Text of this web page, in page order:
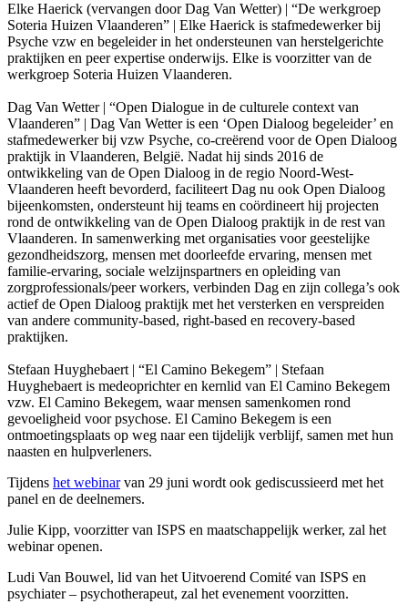
Elke Haerick (vervangen door Dag Van Wetter) | “De werkgroep
Soteria Huizen Vlaanderen” | Elke Haerick is stafmedewerker bij
Psyche vzw en begeleider in het ondersteunen van herstelgerichte
praktijken en peer expertise onderwijs. Elke is voorzitter van de
werkgroep Soteria Huizen Vlaanderen.
Dag Van Wetter | “Open Dialogue in de culturele context van
Vlaanderen” | Dag Van Wetter is een ‘Open Dialoog begeleider’ en
stafmedewerker bij vzw Psyche, co-creërend voor de Open Dialoog
praktijk in Vlaanderen, België. Nadat hij sinds 2016 de
ontwikkeling van de Open Dialoog in de regio Noord-West-
Vlaanderen heeft bevorderd, faciliteert Dag nu ook Open Dialoog
bijeenkomsten, ondersteunt hij teams en coördineert hij projecten
rond de ontwikkeling van de Open Dialoog praktijk in de rest van
Vlaanderen. In samenwerking met organisaties voor geestelijke
gezondheidszorg, mensen met doorleefde ervaring, mensen met
familie-ervaring, sociale welzijnspartners en opleiding van
zorgprofessionals/peer workers, verbinden Dag en zijn collega’s ook
actief de Open Dialoog praktijk met het versterken en verspreiden
van andere community-based, right-based en recovery-based
praktijken.
Stefaan Huyghebaert | “El Camino Bekegem” | Stefaan
Huyghebaert is medeoprichter en kernlid van El Camino Bekegem
vzw. El Camino Bekegem, waar mensen samenkomen rond
gevoeligheid voor psychose. El Camino Bekegem is een
ontmoetingsplaats op weg naar een tijdelijk verblijf, samen met hun
naasten en hulpverleners.
Tijdens het webinarvan 29 juni wordt ook gediscussieerd met het
panel en de deelnemers.
Julie Kipp, voorzitter van ISPS en maatschappelijk werker, zal het
webinar openen.
Ludi Van Bouwel, lid van het Uitvoerend Comité van ISPS en
psychiater – psychotherapeut, zal het evenement voorzitten.